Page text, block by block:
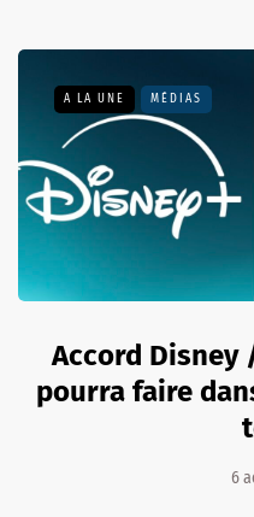
A LA UNE MÉDIAS
Accord Disney
pourra faire
6